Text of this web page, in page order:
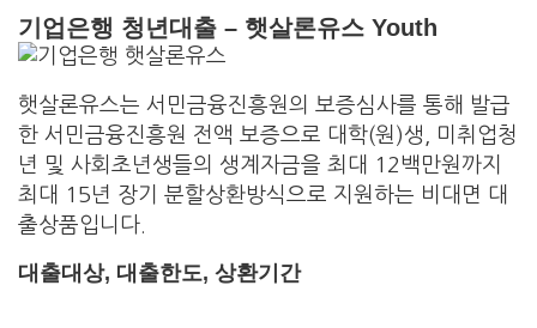
기업은행 청년대출 – 햇살론유스 Youth
햇살론유스는 서민금융진흥원의 보증심사를 통해 발급
한 서민금융진흥원 전액 보증으로 대학(원)생, 미취업청
년 및 사회초년생들의 생계자금을 최대 12백만원까지
최대 15년 장기 분할상환방식으로 지원하는 비대면 대
출상품입니다.
대출대상, 대출한도, 상환기간